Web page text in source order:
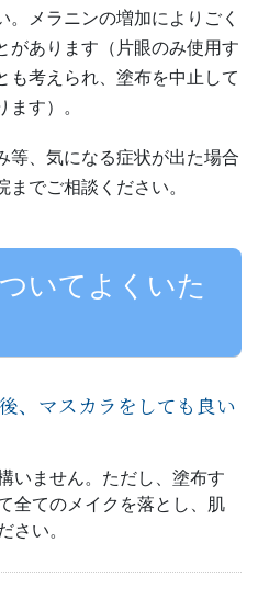
。メラニンの増加によりごく
があります（片眼のみ使用す
も考えられ、塗布を中止して
ます）。
等、気になる症状が出た場合
でご相談ください。
いてよくいた
、マスカラをしても良い
いません。ただし、塗布す
全てのメイクを落とし、肌
さい。